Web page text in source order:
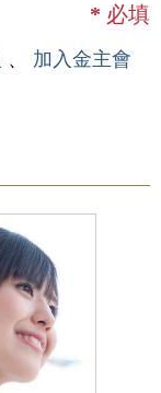
* 必填
、 加入金主會